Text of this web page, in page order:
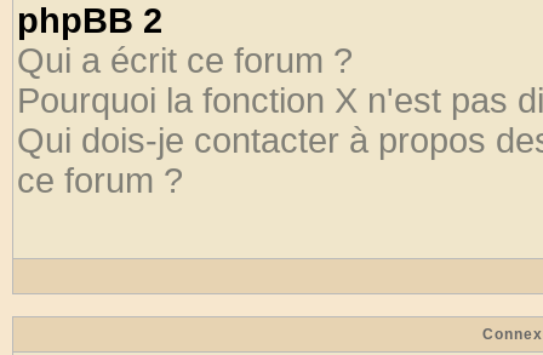
phpBB 2
Qui a écrit ce forum ?
Pourquoi la fonction X n'est pas
Qui dois-je contacter à propos
ce forum ?